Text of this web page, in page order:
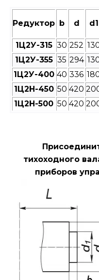
Редуктор b d d1
1Ц2У-315 30 252
1Ц2У-355 35 294
1Ц2У-400 40 336
1Ц2Н-450 50 420
1Ц2Н-500 50 420
тихоходного
приборов